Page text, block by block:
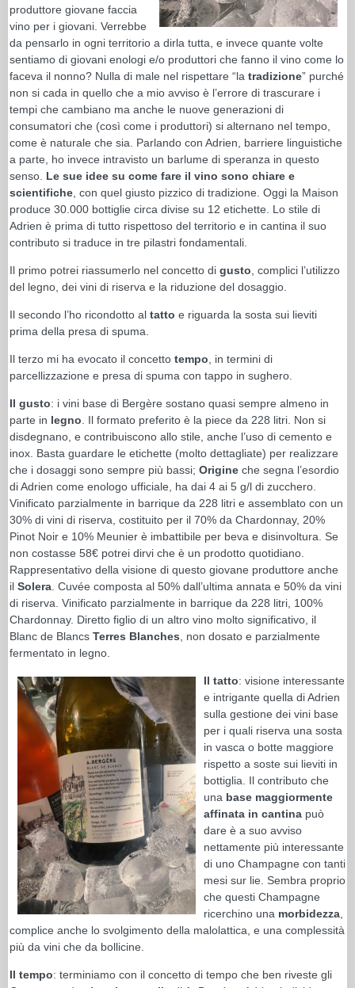
produttore giovane faccia
vino per i giovani. Verrebbe
da pensarlo in ogni territorio a dirla tutta, e invece quante volte
sentiamo di giovani enologi e/o produttori che fanno il vino come lo
faceva il nonno? Nulla di male nel rispettare “la tradizione” purché
non si cada in quello che a mio avviso è l’errore di trascurare i
tempi che cambiano ma anche le nuove generazioni di
consumatori che (così come i produttori) si alternano nel tempo,
come è naturale che sia. Parlando con Adrien, barriere linguistiche
a parte, ho invece intravisto un barlume di speranza in questo
senso. Le sue idee su come fare il vino sono chiare e
scientifiche , con quel giusto pizzico di tradizione. Oggi la Maison
produce 30.000 bottiglie circa divise su 12 etichette. Lo stile di
Adrien è prima di tutto rispettoso del territorio e in cantina il suo
contributo si traduce in tre pilastri fondamentali.
Il primo potrei riassumerlo nel concetto di gusto , complici l’utilizzo
del legno, dei vini di riserva e la riduzione del dosaggio.
Il secondo l’ho ricondotto al tatto e riguarda la sosta sui lieviti
prima della presa di spuma.
Il terzo mi ha evocato il concetto tempo , in termini di
parcellizzazione e presa di spuma con tappo in sughero.
Il gusto: i vini base di Bergère sostano quasi sempre almeno in
parte in legno . Il formato preferito è la piece da 228 litri. Non si
disdegnano, e contribuiscono allo stile, anche l’uso di cemento e
inox. Basta guardare le etichette (molto dettagliate) per realizzare
che i dosaggi sono sempre più bassi; Origine che segna l’esordio
di Adrien come enologo ufficiale, ha dai 4 ai 5 g/l di zucchero.
Vinificato parzialmente in barrique da 228 litri e assemblato con un
30% di vini di riserva, costituito per il 70% da Chardonnay, 20%
Pinot Noir e 10% Meunier è imbattibile per beva e disinvoltura. Se
non costasse 58€ potrei dirvi che è un prodotto quotidiano.
Rappresentativo della visione di questo giovane produttore anche
il Solera . Cuvée composta al 50% dall’ultima annata e 50% da vini
di riserva. Vinificato parzialmente in barrique da 228 litri, 100%
Chardonnay. Diretto figlio di un altro vino molto significativo, il
Blanc de Blancs Terres Blanches , non dosato e parzialmente
fermentato in legno.
Il tatto: visione interessante
e intrigante quella di Adrien
sulla gestione dei vini base
per i quali riserva una sosta
in vasca o botte maggiore
rispetto a soste sui lieviti in
bottiglia. Il contributo che
una base maggiormente
affinata in cantina può
dare è a suo avviso
nettamente più interessante
di uno Champagne con tanti
mesi sur lie. Sembra proprio
che questi Champagne
ricerchino una morbidezza
complice anche lo svolgimento della malolattica, e una complessità
più da vini che da bollicine.
Il tempo: terminiamo con il concetto di tempo che ben riveste gli